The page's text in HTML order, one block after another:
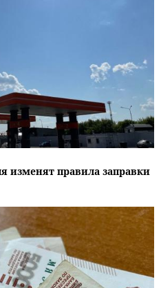
изменят правила заправки